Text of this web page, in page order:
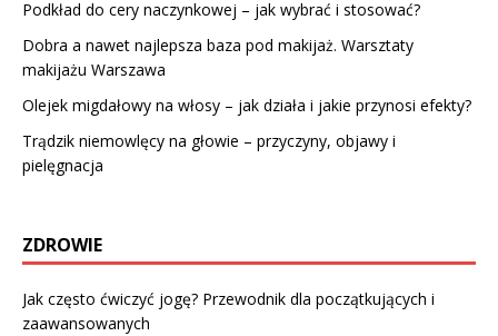
Podkład do cery naczynkowej – jak wybrać i stosować?
Dobra a nawet najlepsza baza pod makijaż. Warsztaty
makijażu Warszawa
Olejek migdałowy na włosy – jak działa i jakie przynosi efekty?
Trądzik niemowlęcy na głowie – przyczyny, objawy i
pielęgnacja
ZDROWIE
Jak często ćwiczyć jogę? Przewodnik dla początkujących i
zaawansowanych